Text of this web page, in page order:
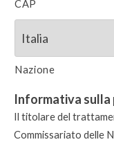
CAP
Nazione
Informativa
Il titolare del
Commissariato delle